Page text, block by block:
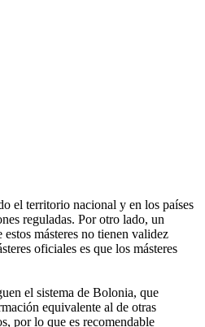
el territorio nacional y en los países
reguladas. Por otro lado, un
másteres no tienen validez
oficiales es que los másteres
el sistema de Bolonia, que
equivalente al de otras
por lo que es recomendable